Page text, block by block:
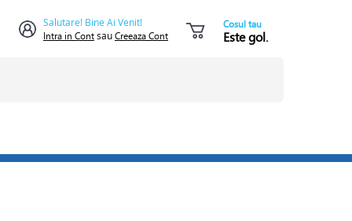
Salutare! Bine Ai Venit!
Intra in ContsauCreeaza Cont
Cosul tau
Este gol.